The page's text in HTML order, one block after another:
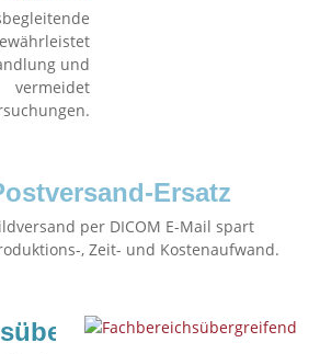
und
vermeidet
Ersatz
per DICOM E-Mail spart
, Zeit- und Kostenaufwand.